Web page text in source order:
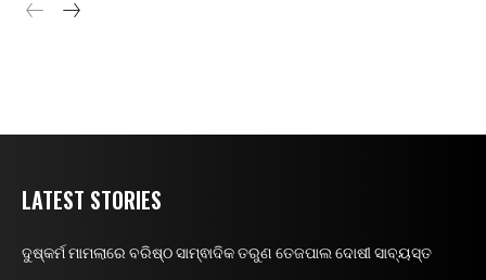
LATEST STORIES
ଦୁଷ୍କର୍ମ ମାମଲାରେ ବରିଷ୍ଠ ସାମ୍ଵାଦିକ ତରୁଣ ତେଜପାଲ ଦୋଷୀ ସାବ୍ୟସ୍ତ